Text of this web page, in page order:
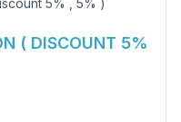
( DISCOUNT 5%